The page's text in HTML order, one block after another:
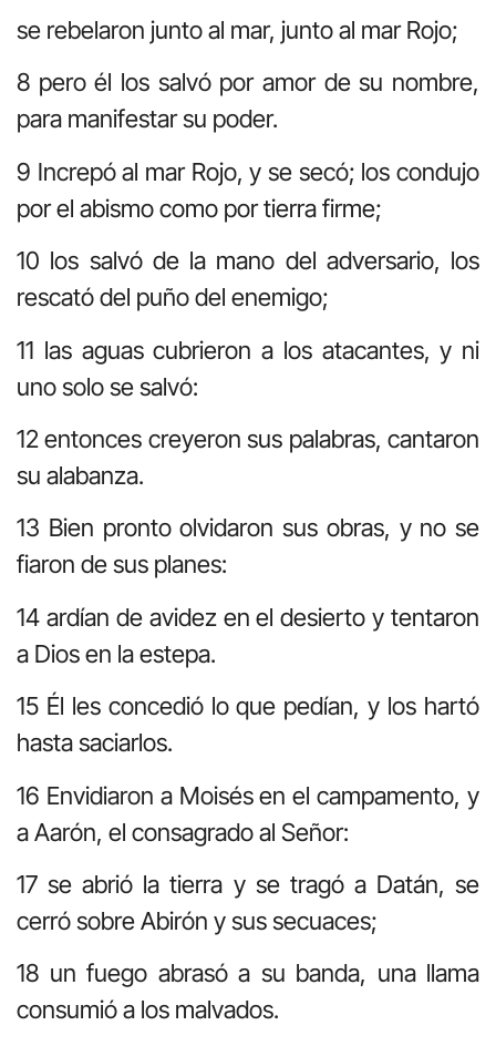
se rebelaron junto al mar, junto al mar Rojo;
8 pero él los salvó por amor de su nombre,
para manifestar su poder.
9 Increpó al mar Rojo, y se secó; los condujo
por el abismo como por tierra firme;
10 los salvó de la mano del adversario, los
rescató del puño del enemigo;
11 las aguas cubrieron a los atacantes, y ni
uno solo se salvó:
12 entonces creyeron sus palabras, cantaron
su alabanza.
13 Bien pronto olvidaron sus obras, y no se
fiaron de sus planes:
14 ardían de avidez en el desierto y tentaron
a Dios en la estepa.
15 Él les concedió lo que pedían, y los hartó
hasta saciarlos.
16 Envidiaron a Moisés en el campamento, y
a Aarón, el consagrado al Señor:
17 se abrió la tierra y se tragó a Datán, se
cerró sobre Abirón y sus secuaces;
18 un fuego abrasó a su banda, una llama
consumió a los malvados.